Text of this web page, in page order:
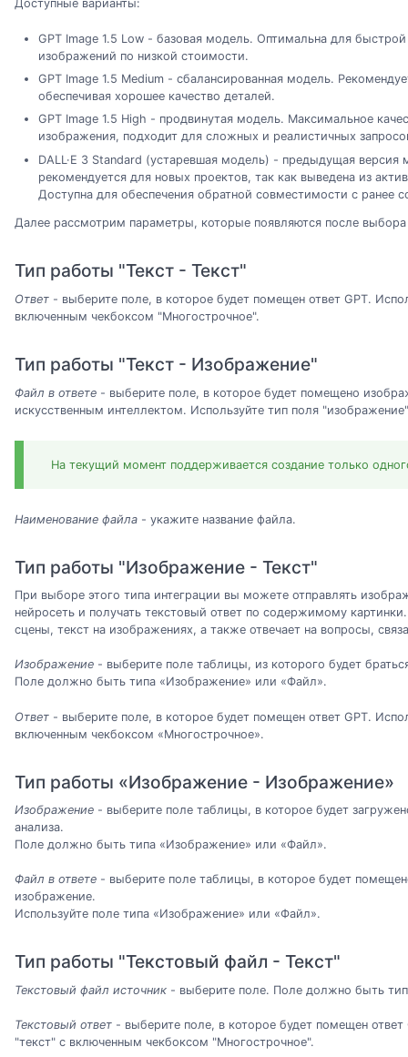
Доступные варианты:
GPT Image 1.5 Low - базовая модель. Оптимальна для
изображений по низкой стоимости.
GPT Image 1.5 Medium - сбалансированная модель.
обеспечивая хорошее качество деталей.
GPT Image 1.5 High - продвинутая модель. Максимальное
изображения, подходит для сложных и реалистичных
DALL·E 3 Standard (устаревшая модель) - предыдущая версия
рекомендуется для новых проектов, так как выведена из
Доступна для обеспечения обратной совместимости с ранее
Далее рассмотрим параметры, которые появляются после
Тип работы "Текст - Текст"
Ответ - выберите поле, в которое будет помещен ответ GPT.
включенным чекбоксом "Многострочное".
Тип работы "Текст - Изображение"
Файл в ответе - выберите поле, в которое будет помещено
искусственным интеллектом. Используйте тип поля
На текущий момент поддерживается создание только
Наименование файла - укажите название файла.
Тип работы "Изображение - Текст"
При выборе этого типа интеграции вы можете отправлять
нейросеть и получать текстовый ответ по содержимому
сцены, текст на изображениях, а также отвечает на вопросы,
Изображение - выберите поле таблицы, из которого будет
Поле должно быть типа «Изображение» или «Файл».
Ответ - выберите поле, в которое будет помещен ответ GPT.
включенным чекбоксом «Многострочное».
Тип работы «Изображение - Изображение»
Изображение - выберите поле таблицы, в которое будет
анализа.
Поле должно быть типа «Изображение» или «Файл».
Файл в ответе - выберите поле таблицы, в которое будет
изображение.
Используйте поле типа «Изображение» или «Файл».
Тип работы "Текстовый файл - Текст"
Текстовый файл источник - выберите поле. Поле должно быть
Текстовый ответ - выберите поле, в которое будет помещен ответ
"текст" с включенным чекбоксом "Многострочное".